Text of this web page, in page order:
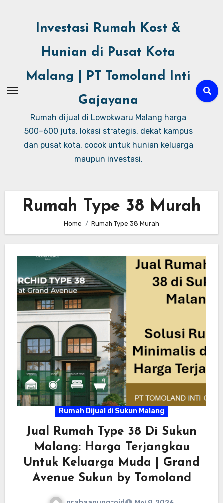
Investasi Rumah Kost &
Hunian di Pusat Kota
Malang | PT Tomoland Inti
Gajayana
Rumah dijual di Lowokwaru Malang harga
500–600 juta, lokasi strategis, dekat kampus
dan pusat kota, cocok untuk hunian keluarga
maupun investasi.
Rumah Type 38 Murah
Home Rumah Type 38 Murah
Rumah Dijual di Sukun Malang
Jual Rumah Type 38 Di Sukun
Malang: Harga Terjangkau
Untuk Keluarga Muda | Grand
Avenue Sukun by Tomoland